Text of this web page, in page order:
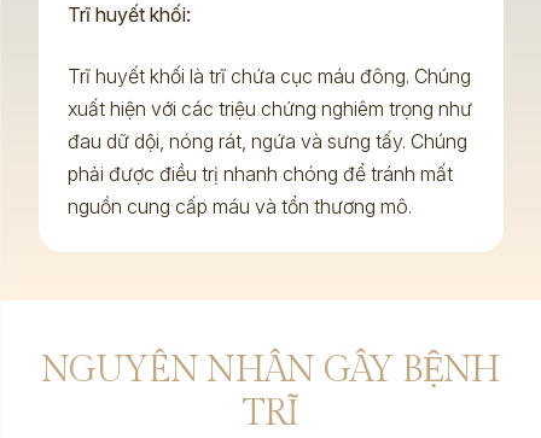
Trĩ huyết khối:
Trĩ huyết khối là trĩ chứa cục máu đông. Chúng
xuất hiện với các triệu chứng nghiêm trọng như
đau dữ dội, nóng rát, ngứa và sưng tấy. Chúng
phải được điều trị nhanh chóng để tránh mất
nguồn cung cấp máu và tổn thương mô.
NGUYÊN NHÂN GÂY BỆNH
TRĨ